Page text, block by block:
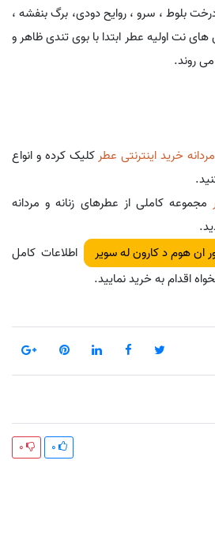
بلوط ، سرو ، روایح دودی، برگ بنفشه ،
نت اولیه عطر ابتدا با بوی تندی ظاهر و
روند.
مردانه خرید اینترنتی عطر کلیک کرده و انواع
مجموعه کاملی از عطرهای زنانه و مردانه
ان هوم د کارون له سویر
اطلاعات کامل
اقدام به خرید نمایید.